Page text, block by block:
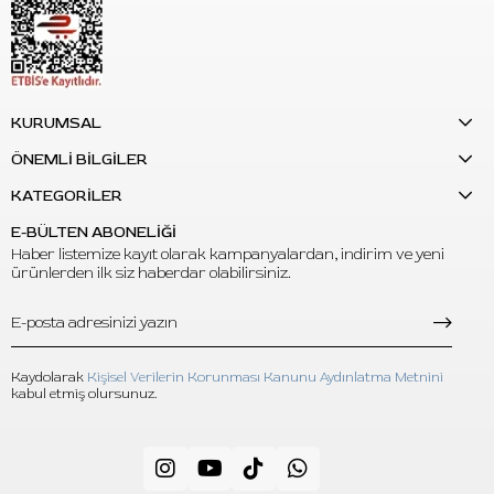
KURUMSAL
ÖNEMLİ BİLGİLER
KATEGORİLER
E-BÜLTEN ABONELİĞİ
Haber listemize kayıt olarak kampanyalardan, indirim ve yeni
ürünlerden ilk siz haberdar olabilirsiniz.
Kaydolarak Kişisel Verilerin Korunması Kanunu Aydınlatma Metnini
kabul etmiş olursunuz.